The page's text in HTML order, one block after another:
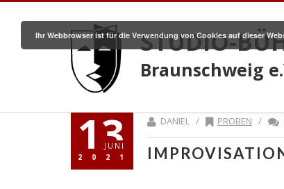
STUDIO-
Braunschweig
13
JUNI
2021
DANIEL / PROBEN /
Ihr Webbrowser ist für die Verwendung von Cookies auf dieser